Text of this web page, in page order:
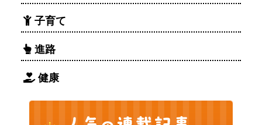
子育て
進路
健康